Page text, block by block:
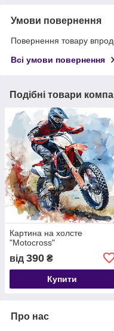
Умови повернення
Повернення товару
Всі умови повернення
Подібні товари
Картина на холсте
"Motocross"
від 390 ₴
Купити
Про нас